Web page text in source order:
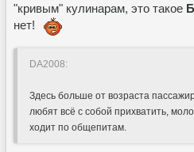
"кривым" кулинарам, это такое
нет!
DA2008:
Здесь больше от возраста
любят всё с собой прихватить,
ходит по общепитам.